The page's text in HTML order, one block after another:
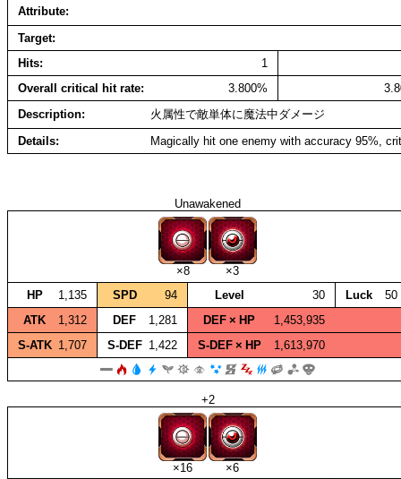
Attribute
Target
Hits
1
Overall critical hit rate
3.800%
Description
火属性で敵単体に魔法中ダメージ
Details
Magically hit one enemy with accuracy 95%,
Unawakened
×8
×3
HP
1,135 SPD 94 Level 30 Luck
50
ATK
1,312 DEF 1,281 DEF × HP
1,453,935
S‑ATK 1,707 S‑DEF 1,422 S‑DEF × HP 1,613,970
+2
×16
×6